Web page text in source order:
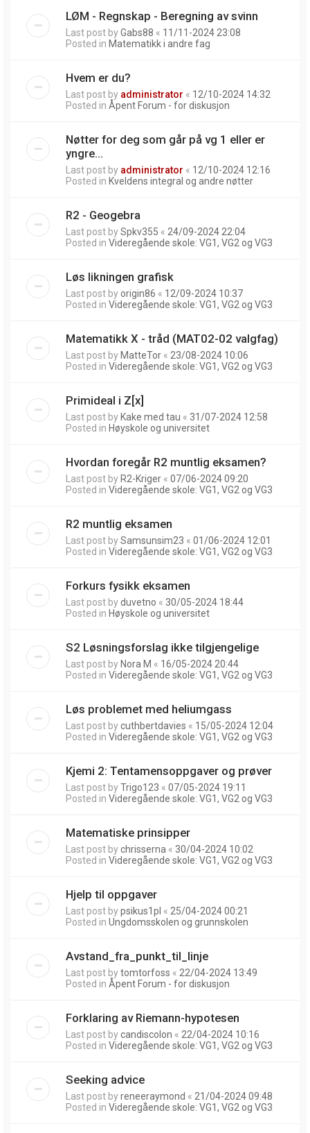
LØM - Regnskap - Beregning av svinn
Last post byGabs88 « 11/11-2024 23:08
Posted in Matematikk i andre fag
Hvem er du?
Last post by administrator « 12/10-2024 14:32
Posted in Åpent Forum - for diskusjon
Nøtter for deg som går på vg 1 eller er
yngre...
Last post by administrator « 12/10-2024 12:16
Posted in Kveldens integral og andre nøtter
R2 - Geogebra
Last post bySpkv355 « 24/09-2024 22:04
Posted in Videregående skole: VG1, VG2 og VG3
Løs likningen grafisk
Last post byorigin86 « 12/09-2024 10:37
Posted in Videregående skole: VG1, VG2 og VG3
Matematikk X - tråd (MAT02-02 valgfag)
Last post by MatteTor « 23/08-2024 10:06
Posted in Videregående skole: VG1, VG2 og VG3
Primideal i Z[x]
Last post by Kake med tau « 31/07-2024 12:58
Posted in Høyskole og universitet
Hvordan foregår R2 muntlig eksamen?
Last post by R2-Kriger « 07/06-2024 09:20
Posted in Videregående skole: VG1, VG2 og VG3
R2 muntlig eksamen
Last post bySamsunsim23 « 01/06-2024 12:01
Posted in Videregående skole: VG1, VG2 og VG3
Forkurs fysikk eksamen
Last post byduvetno « 30/05-2024 18:44
Posted in Høyskole og universitet
S2 Løsningsforslag ikke tilgjengelige
Last post by Nora M « 16/05-2024 20:44
Posted in Videregående skole: VG1, VG2 og VG3
Løs problemet med heliumgass
Last post bycuthbertdavies « 15/05-2024 12:04
Posted in Videregående skole: VG1, VG2 og VG3
Kjemi 2: Tentamensoppgaver og prøver
Last post byTrigo123 « 07/05-2024 19:11
Posted in Videregående skole: VG1, VG2 og VG3
Matematiske prinsipper
Last post bychrisserna « 30/04-2024 10:02
Posted in Videregående skole: VG1, VG2 og VG3
Hjelp til oppgaver
Last post bypsikus1pl « 25/04-2024 00:21
Posted in Ungdomsskolen og grunnskolen
Avstand_fra_punkt_til_linje
Last post bytomtorfoss « 22/04-2024 13:49
Posted in Åpent Forum - for diskusjon
Forklaring av Riemann-hypotesen
Last post bycandiscolon « 22/04-2024 10:16
Posted in Videregående skole: VG1, VG2 og VG3
Seeking advice
Last post byreneeraymond « 21/04-2024 09:48
Posted in Videregående skole: VG1, VG2 og VG3